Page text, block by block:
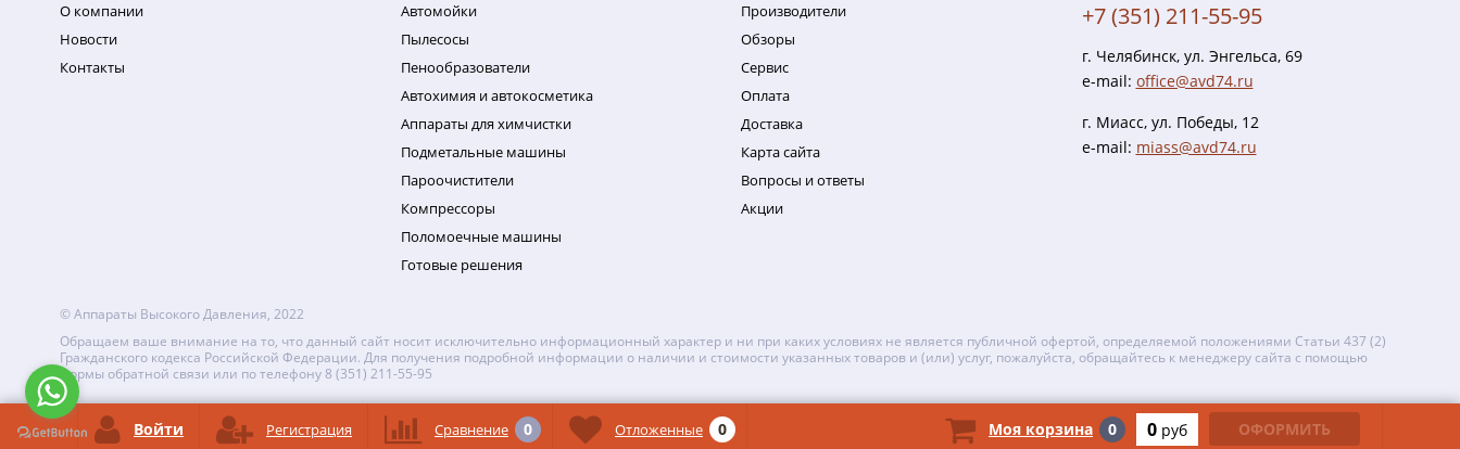
О компании
Новости
Контакты
Автомойки
Пылесосы
Пенообразователи
Автохимия и автокосметика
Аппараты для химчистки
Подметальные машины
Пароочистители
Компрессоры
Поломоечные машины
Готовые решения
Производители
Обзоры
Сервис
Оплата
Доставка
Карта сайта
Вопросы и ответы
Акции
+7 (351) 211-55-95
г. Челябинск, ул. Энгельса, 69
e-mail: office@avd74.ru
г. Миасс, ул. Победы, 12
e-mail: miass@avd74.ru
© Аппараты Высокого Давления, 2022
Обращаем ваше внимание на то, что данный сайт носит исключительно информационный характер и ни при каких условиях не является публичной офертой, определяемой положениями Статьи 437 (2)
Гражданского кодекса Российской Федерации. Для получения подробной информации о наличии и стоимости указанных товаров и (или) услуг, пожалуйста, обращайтесь к менеджеру сайта с помощью
формы обратной связи или по телефону 8 (351) 211-55-95
Войти Регистрация Сравнение 0 Отложенные 0 Моя корзина 0 0 руб ОФОРМИТЬ